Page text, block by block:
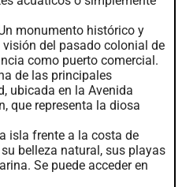
monumento histórico y
del pasado colonial de
como puerto comercial.
de las principales
ubicada en la Avenida
que representa la diosa
isla frente a la costa de
belleza natural, sus playas
Se puede acceder en